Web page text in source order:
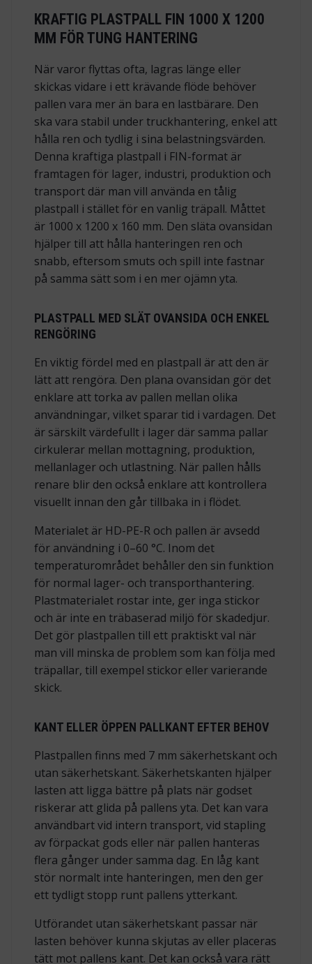
KRAFTIG PLASTPALL FIN 1000 X 1200
MM FÖR TUNG HANTERING
När varor flyttas ofta, lagras länge eller
skickas vidare i ett krävande flöde behöver
pallen vara mer än bara en lastbärare. Den
ska vara stabil under truckhantering, enkel att
hålla ren och tydlig i sina belastningsvärden.
Denna kraftiga plastpall i FIN-format är
framtagen för lager, industri, produktion och
transport där man vill använda en tålig
plastpall i stället för en vanlig träpall. Måttet
är 1000 x 1200 x 160 mm. Den släta ovansidan
hjälper till att hålla hanteringen ren och
snabb, eftersom smuts och spill inte fastnar
på samma sätt som i en mer ojämn yta.
PLASTPALL MED SLÄT OVANSIDA OCH ENKEL
RENGÖRING
En viktig fördel med en plastpall är att den är
lätt att rengöra. Den plana ovansidan gör det
enklare att torka av pallen mellan olika
användningar, vilket sparar tid i vardagen. Det
är särskilt värdefullt i lager där samma pallar
cirkulerar mellan mottagning, produktion,
mellanlager och utlastning. När pallen hålls
renare blir den också enklare att kontrollera
visuellt innan den går tillbaka in i flödet.
Materialet är HD-PE-R och pallen är avsedd
för användning i 0–60 °C. Inom det
temperaturområdet behåller den sin funktion
för normal lager- och transporthantering.
Plastmaterialet rostar inte, ger inga stickor
och är inte en träbaserad miljö för skadedjur.
Det gör plastpallen till ett praktiskt val när
man vill minska de problem som kan följa med
träpallar, till exempel stickor eller varierande
skick.
KANT ELLER ÖPPEN PALLKANT EFTER BEHOV
Plastpallen finns med 7 mm säkerhetskant och
utan säkerhetskant. Säkerhetskanten hjälper
lasten att ligga bättre på plats när godset
riskerar att glida på pallens yta. Det kan vara
användbart vid intern transport, vid stapling
av förpackat gods eller när pallen hanteras
flera gånger under samma dag. En låg kant
stör normalt inte hanteringen, men den ger
ett tydligt stopp runt pallens ytterkant.
Utförandet utan säkerhetskant passar när
lasten behöver kunna skjutas av eller placeras
tätt mot pallens kant. Det kan också vara rätt